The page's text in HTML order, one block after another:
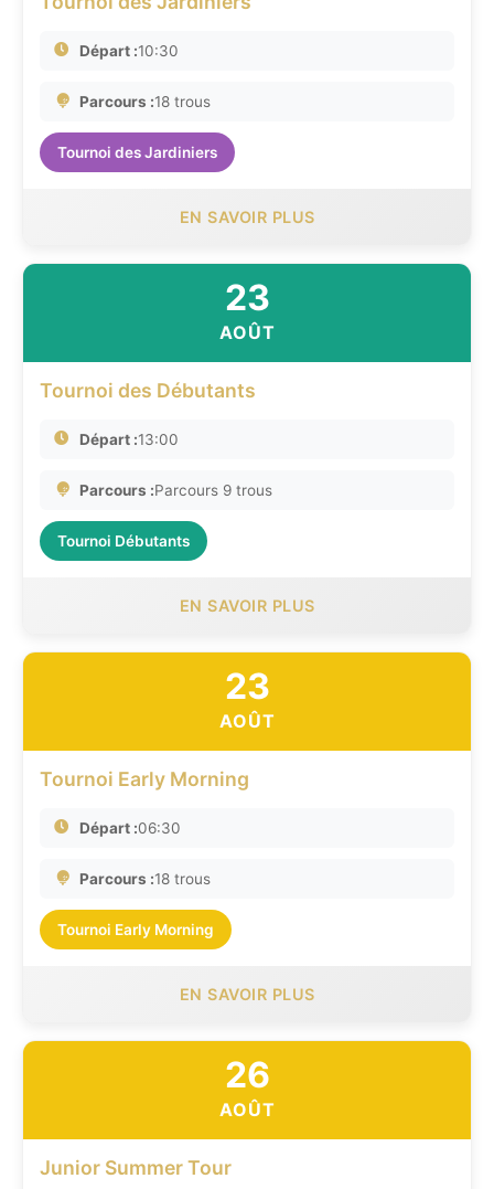
Départ :10:30
Parcours :18 trous
Tournoi des Jardiniers
EN SAVOIR PLUS
23
AOÛT
Tournoi des Débutants
Départ :13:00
Parcours :Parcours 9 trous
Tournoi Débutants
EN SAVOIR PLUS
23
AOÛT
Tournoi Early Morning
Départ :06:30
Parcours :18 trous
Tournoi Early Morning
EN SAVOIR PLUS
26
AOÛT
Junior Summer Tour